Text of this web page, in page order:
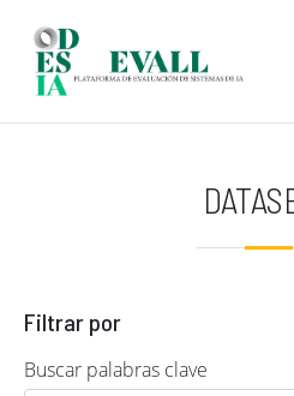
Filtrar por
Buscar palabras clave